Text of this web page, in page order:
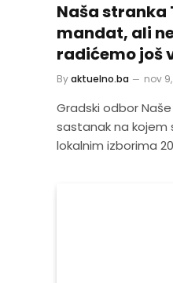
Naša stranka
mandat, ali
radićemo još
Byaktuelno.ba nov
Gradski odbor
sastanak na kojem
lokalnim izborima